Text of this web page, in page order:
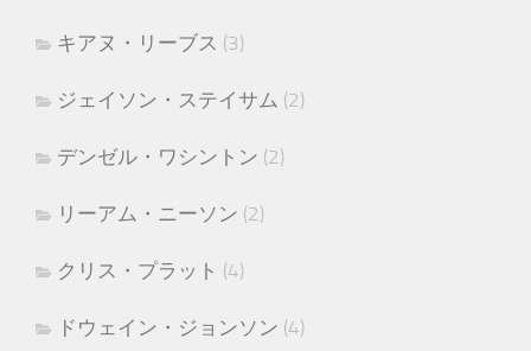
キアヌ・リーブス (3)
ジェイソン・ステイサム (2)
デンゼル・ワシントン (2)
リーアム・ニーソン (2)
クリス・プラット (4)
ドウェイン・ジョンソン (4)